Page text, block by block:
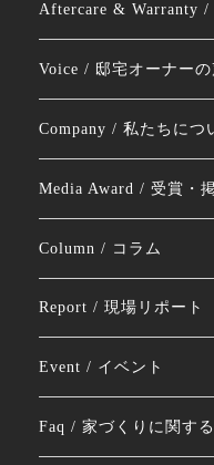
Aftercare & Warranty /
Voice / 邸宅オーナーの
Company / 私たちにつ
Media Award / 受賞・
Column / コラム
Report / 現場リポート
Event / イベント
Faq / 家づくりに関す